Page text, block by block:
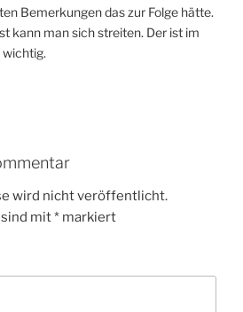
Bemerkungen das zur Folge hätte.
kann man sich streiten. Der ist im
wird nicht veröffentlicht.
mit* markiert